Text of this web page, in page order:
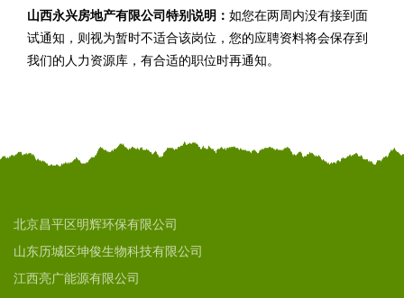
山西永兴房地产有限公司特别说明： 如您在两周内没有接到面
试通知，则视为暂时不适合该岗位，您的应聘资料将会保存到
我们的人力资源库，有合适的职位时再通知。
北京昌平区明辉环保有限公司
山东历城区坤俊生物科技有限公司
江西亮广能源有限公司